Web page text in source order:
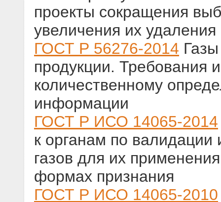
проекты сокращения
увеличения их
ГОСТ Р 56276-2014
продукции. Требования
количественному
информации
ГОСТ Р ИСО 14065-2014
к органам по
газов для их
формах признания
ГОСТ Р ИСО 14065-2010